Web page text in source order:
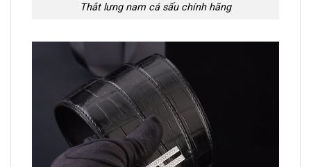
Thắt lưng nam cá sấu chính hãng